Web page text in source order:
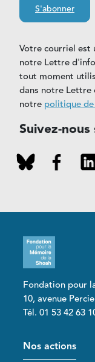
S'abonner
Votre courriel est
notre Lettre
tout moment
dans notre Lettre
notre politique
Suivez-
Fondation pour
10, avenue
Tél. 01 53 42 63
Pied de page
Nos actions